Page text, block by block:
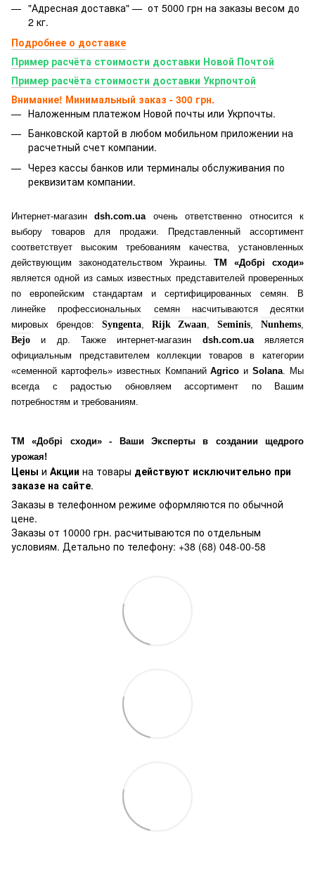
"Адресная доставка" — от 5000 грн на заказы весом до
2 кг.
Подробнее о доставке
Пример расчёта стоимости доставки Новой Почтой
Пример расчёта стоимости доставки Укрпочтой
Внимание! Минимальный заказ - 300 грн.
Наложенным платежом Новой почты или Укрпочты.
Банковской картой в любом мобильном приложении на
расчетный счет компании.
Через кассы банков или терминалы обслуживания по
реквизитам компании.
Интернет-магазинdsh.com.ua очень ответственно относится к
выбору товаров для продажи. Представленный ассортимент
соответствует высоким требованиям качества, установленных
действующим законодательством Украины.ТМ «Добрі сходи»
является одной из самых известных представителей проверенных
по европейским стандартам и сертифицированных семян. В
линейке профессиональных семян насчитываются десятки
мировых брендов: Syngenta, Rijk Zwaan ,Seminis ,Nunhems
Bejo и др. Также интернет-магазин dsh.com.uaявляется
официальным представителем коллекции товаров в категории
«семенной картофель» известных КомпанийAgrico иSolana . Мы
всегда с радостью обновляем ассортимент по Вашим
потребностям и требованиям.
ТМ «Добрі сходи» - Ваши Эксперты в создании щедрого
урожая!
Цены и Акции на товары действуют исключительно при
заказе на сайте.
Заказы в телефонном режиме оформляются по обычной
цене.
Заказы от 10000 грн. расчитываются по отдельным
условиям. Детально по телефону: +38 (68) 048-00-58